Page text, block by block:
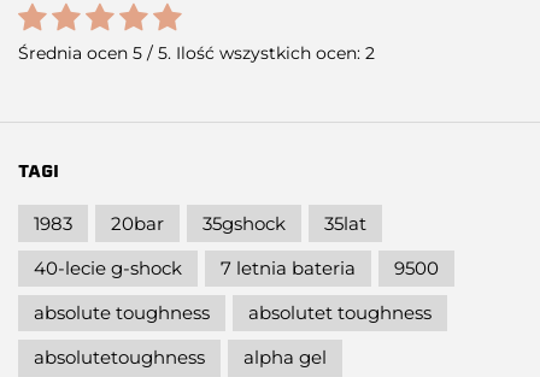
Średnia ocen 5 / 5. Ilość wszystkich ocen: 2
TAGI
1983 20bar 35gshock
35lat
40-lecie g-shock
7 letnia bateria
9500
absolute toughness
absolutet toughness
absolutetoughness
alpha gel